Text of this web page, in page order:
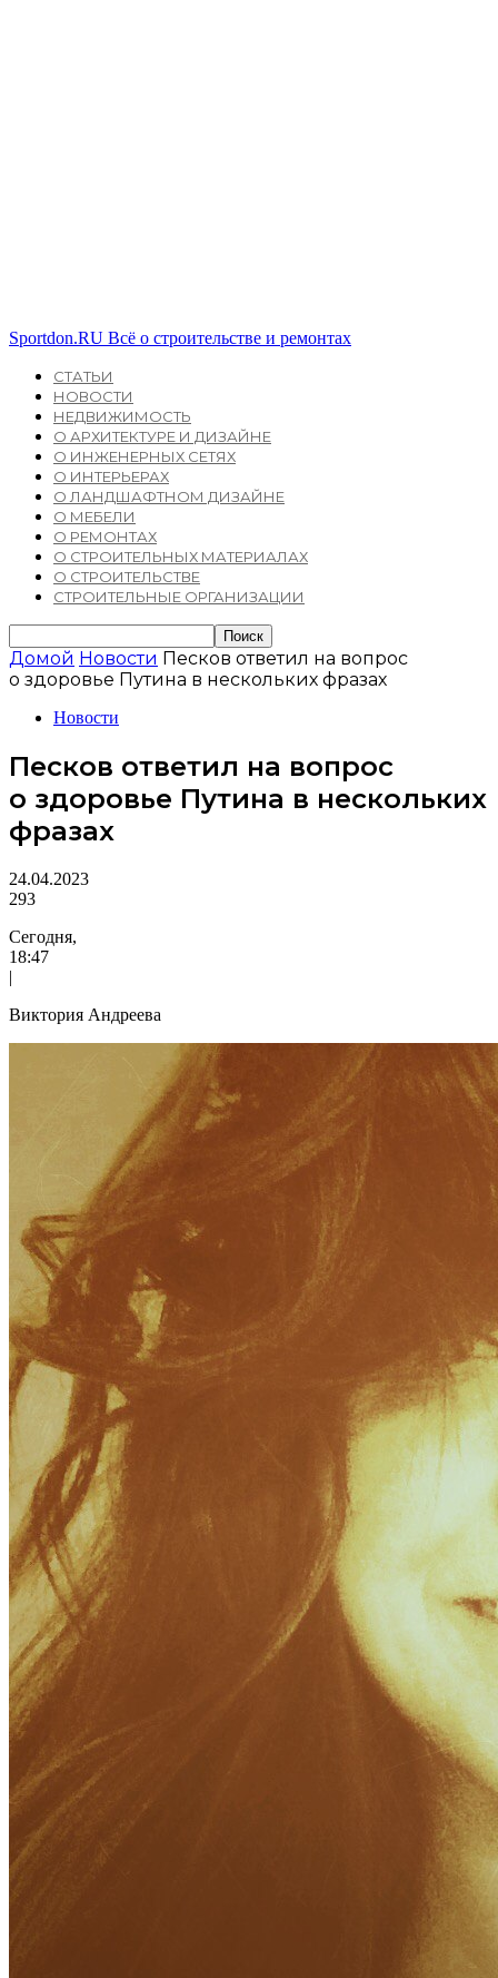
Sportdon.RU Всё о строительстве и ремонтах
СТАТЬИ
НОВОСТИ
НЕДВИЖИМОСТЬ
О АРХИТЕКТУРЕ И ДИЗАЙНЕ
О ИНЖЕНЕРНЫХ СЕТЯХ
О ИНТЕРЬЕРАХ
О ЛАНДШАФТНОМ ДИЗАЙНЕ
О МЕБЕЛИ
О РЕМОНТАХ
О СТРОИТЕЛЬНЫХ МАТЕРИАЛАХ
О СТРОИТЕЛЬСТВЕ
СТРОИТЕЛЬНЫЕ ОРГАНИЗАЦИИ
Домой Новости Песков ответил на вопрос
о здоровье Путина в нескольких фразах
Новости
Песков ответил на вопрос
о здоровье Путина в нескольких
фразах
24.04.2023
293
Сегодня,
18:47
|
Виктория Андреева